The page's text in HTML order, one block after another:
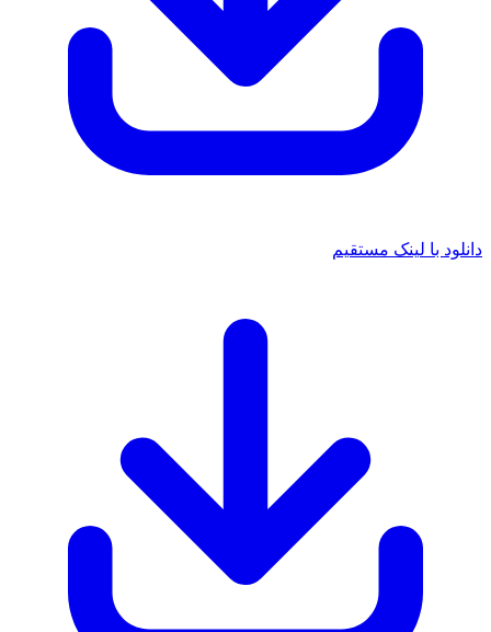
با لینک مستقیم